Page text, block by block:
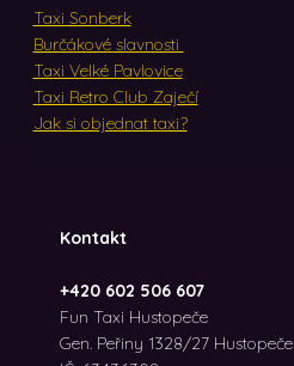
Taxi Sonberk
Burčákové slavnosti
Taxi Velké Pavlovice
Taxi Retro Club Zaječí
Jak si objednat taxi?
Kontakt
+420 602 506 607
Fun Taxi Hustopeče
Gen. Peřiny 1328/27 Hustopeče